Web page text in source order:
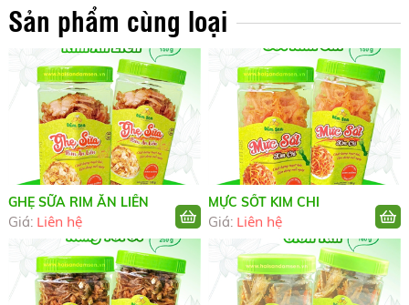
Sản phẩm cùng loại
GHẸ SỮA RIM ĂN LIỀN
Giá: Liên hệ
MỰC SỐT KIM CHI
Giá: Liên hệ